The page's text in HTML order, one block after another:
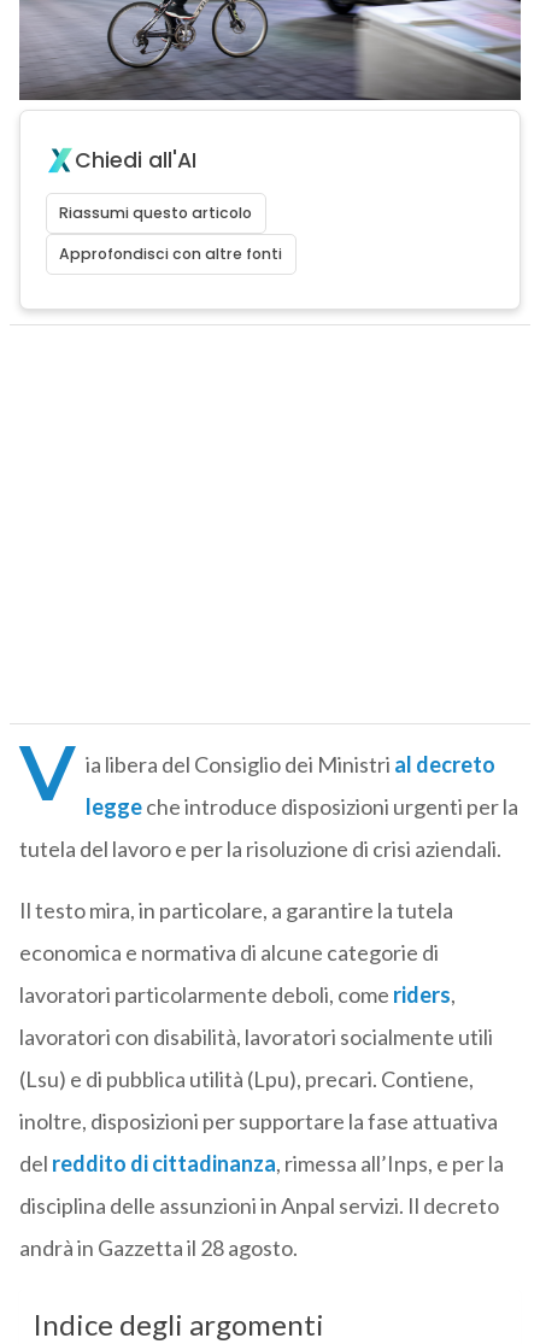
Chiedi all'AI
Riassumi questo articolo
Approfondisci con altre fonti
V ia libera del Consiglio dei Ministri al decreto
leggeche introduce disposizioni urgenti per la
tutela del lavoro e per la risoluzione di crisi aziendali.
Il testo mira, in particolare, a garantire la tutela
economica e normativa di alcune categorie di
lavoratori particolarmente deboli, come riders,
lavoratori con disabilità, lavoratori socialmente utili
(Lsu) e di pubblica utilità (Lpu), precari. Contiene,
inoltre, disposizioni per supportare la fase attuativa
del reddito di cittadinanza, rimessa all’Inps, e per la
disciplina delle assunzioni in Anpal servizi. Il decreto
andrà in Gazzetta il 28 agosto.
Indice degli argomenti